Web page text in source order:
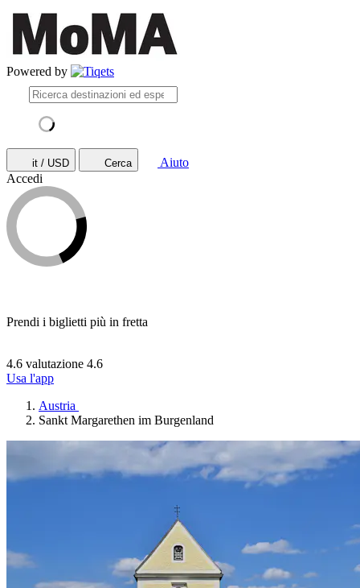
Powered by
it / USD Cerca
Aiuto
Accedi
Prendi i biglietti più in fretta
4.6 valutazione 4.6
Usa l'app
Austria
Sankt Margarethen im Burgenland